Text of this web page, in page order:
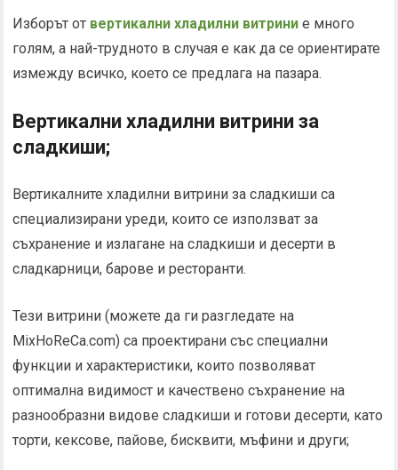
Изборът от вертикални хладилни витрини е много
голям, а най-трудното в случая е как да се ориентирате
измежду всичко, което се предлага на пазара.
Вертикални хладилни витрини за
сладкиши;
Вертикалните хладилни витрини за сладкиши са
специализирани уреди, които се използват за
съхранение и излагане на сладкиши и десерти в
сладкарници, барове и ресторанти.
Тези витрини (можете да ги разгледате на
MixHoReCa.com) са проектирани със специални
функции и характеристики, които позволяват
оптимална видимост и качествено съхранение на
разнообразни видове сладкиши и готови десерти, като
торти, кексове, пайове, бисквити, мъфини и други;